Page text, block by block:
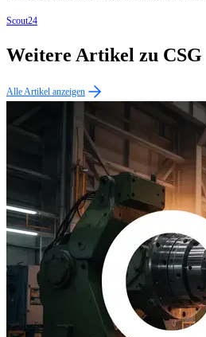
Scout24
Weitere Artikel zu CSG
Alle Artikel anzeigen